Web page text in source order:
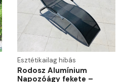
Esztétikailag hibás
Rodosz Alumínium
Napozóágy fekete –